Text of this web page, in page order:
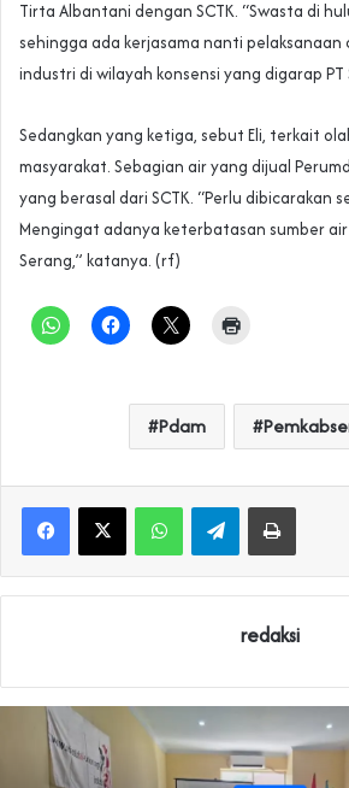
Tirta Albantani dengan SCTK. “Swasta di
sehingga ada kerjasama nanti
industri di wilayah konsensi yang digarap PT
Sedangkan yang ketiga, sebut Eli, terkait
masyarakat. Sebagian air yang dijual
yang berasal dari SCTK. “Perlu dibicarakan
Mengingat adanya keterbatasan sumber
Serang,” katanya. (rf)
Pdam
WhatsAppTelegramPrint
redaksi